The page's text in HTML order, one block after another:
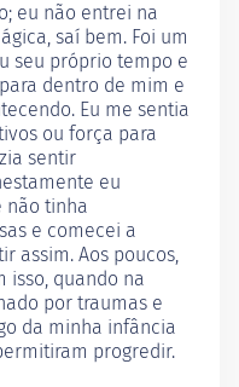
eu não entrei na
saí bem. Foi um
seu próprio tempo e
dentro de mim e
Eu me sentia
ou força para
sentir
eu
não tinha
e comecei a
assim. Aos poucos,
isso, quando na
por traumas e
da minha infância
progredir.